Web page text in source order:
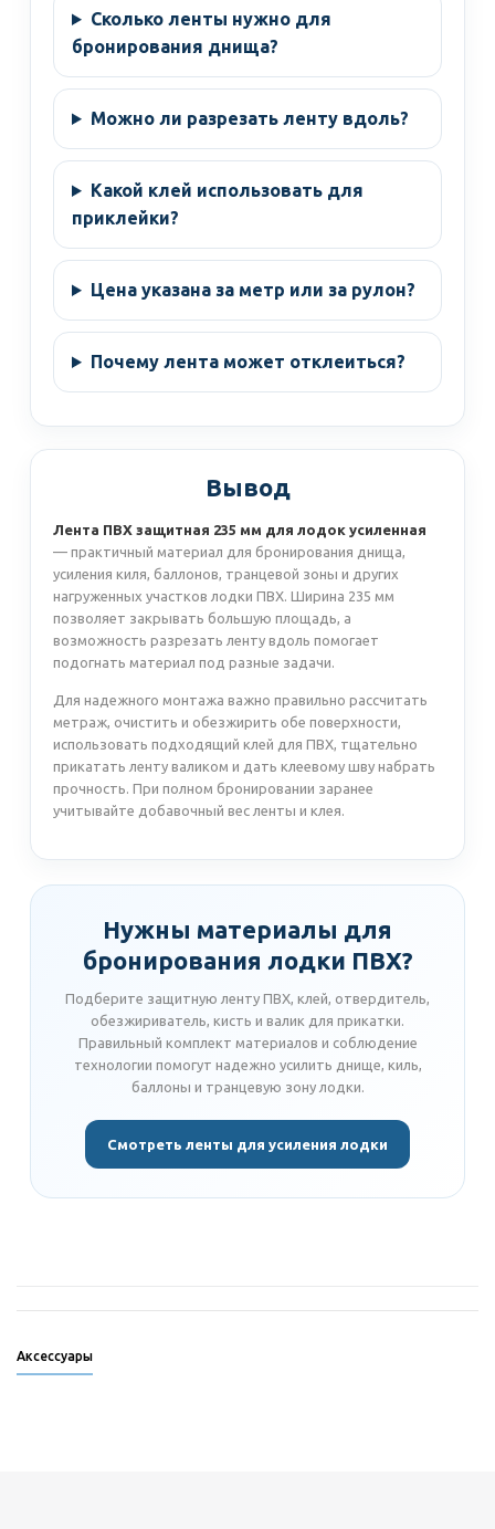
Сколько ленты нужно для
бронирования днища?
Можно ли разрезать ленту вдоль?
Какой клей использовать для
приклейки?
Цена указана за метр или за рулон?
Почему лента может отклеиться?
Вывод
Лента ПВХ защитная 235 мм для лодок усиленная
— практичный материал для бронирования днища,
усиления киля, баллонов, транцевой зоны и других
нагруженных участков лодки ПВХ. Ширина 235 мм
позволяет закрывать большую площадь, а
возможность разрезать ленту вдоль помогает
подогнать материал под разные задачи.
Для надежного монтажа важно правильно рассчитать
метраж, очистить и обезжирить обе поверхности,
использовать подходящий клей для ПВХ, тщательно
прикатать ленту валиком и дать клеевому шву набрать
прочность. При полном бронировании заранее
учитывайте добавочный вес ленты и клея.
Нужны материалы для
бронирования лодки ПВХ?
Подберите защитную ленту ПВХ, клей, отвердитель,
обезжириватель, кисть и валик для прикатки.
Правильный комплект материалов и соблюдение
технологии помогут надежно усилить днище, киль,
баллоны и транцевую зону лодки.
Смотреть ленты для усиления лодки
Аксессуары